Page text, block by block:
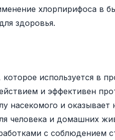
хлорпирифоса в
здоровья.
используется в
и эффективен
насекомого и
человека и домашних
с соблюдением